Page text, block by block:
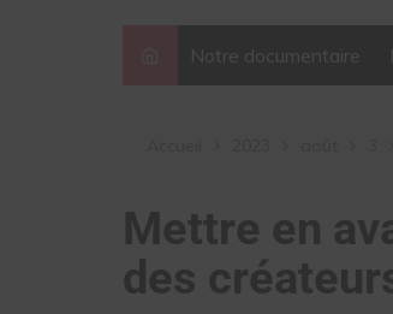
Notre documentaire
Mettre en
des